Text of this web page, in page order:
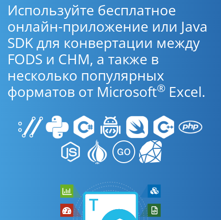
Используйте бесплатное
онлайн-приложение или Java
SDK для конвертации между
FODS и CHM, а также в
несколько популярных
форматов от Microsoft® Excel.